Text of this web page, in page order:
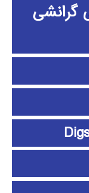
گرانشی